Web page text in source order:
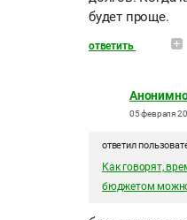
будет проще.
ответить
05 февраля
ответил
Как говорят,
бюджетом